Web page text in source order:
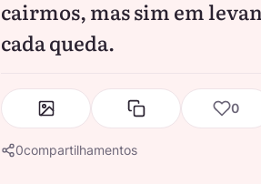
cairmos, mas sim em
cada queda.
0
0compartilhamentos